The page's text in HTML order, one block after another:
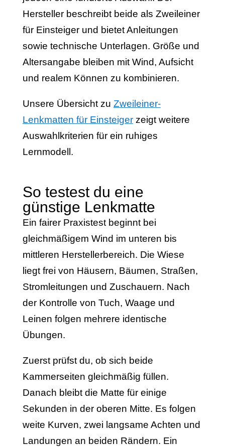
Hersteller beschreibt beide als Zweileiner
für Einsteiger und bietet Anleitungen
sowie technische Unterlagen. Größe und
Altersangabe bleiben mit Wind, Aufsicht
und realem Können zu kombinieren.
Unsere Übersicht zu Zweileiner-
Lenkmatten für Einsteigerzeigt weitere
Auswahlkriterien für ein ruhiges
Lernmodell.
So testest du eine
günstige Lenkmatte
Ein fairer Praxistest beginnt bei
gleichmäßigem Wind im unteren bis
mittleren Herstellerbereich. Die Wiese
liegt frei von Häusern, Bäumen, Straßen,
Stromleitungen und Zuschauern. Nach
der Kontrolle von Tuch, Waage und
Leinen folgen mehrere identische
Übungen.
Zuerst prüfst du, ob sich beide
Kammerseiten gleichmäßig füllen.
Danach bleibt die Matte für einige
Sekunden in der oberen Mitte. Es folgen
weite Kurven, zwei langsame Achten und
Landungen an beiden Rändern. Ein